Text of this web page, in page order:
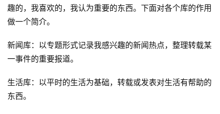
趣的，我喜欢的，我认为重要的东西。下面对各个库的作用
做一个简介。
新闻库：以专题形式记录我感兴趣的新闻热点，整理转载某
一事件的重要报道。
生活库：以平时的生活为基础，转载或发表对生活有帮助的
东西。